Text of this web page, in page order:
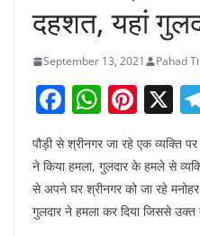
दहशत, यहां
September 13, 2021 Pahad
F
a
c
e
b
W
at
s
A
Pi
er
e
st
X
पौड़ी से श्रीनगर जा रहे एक व्यक्ति
ने किया हमला, गुलदार के हमले से
से अपने घर श्रीनगर को जा रहे
गुलदार ने हमला कर दिया जिससे उक्त